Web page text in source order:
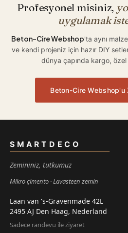
Profesyonel misiniz,
uygulamak
Beton-Cire Webshop'ta aynı
ve kendi projeniz için hazır DIY
dünya çapında kargo, özel
Beton-Cire
SMARTDECO
Zemininiz, tutkumuz
Mikro çimento Lavasteen zemin
Laan van 's-Gravenmade 42L
2495 AJ Den Haag, Nederland
Sadece randevu ile ziyaret